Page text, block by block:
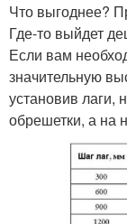
Что выгоднее?
Где-то выйдет
Если вам
значительную
установив лаги,
обрешетки, а на